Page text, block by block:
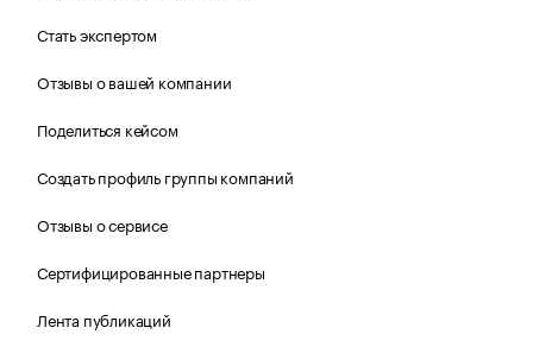
Стать экспертом
Отзывы о вашей компании
Поделиться кейсом
Создать профиль группы компаний
Отзывы о сервисе
Сертифицированные партнеры
Лента публикаций